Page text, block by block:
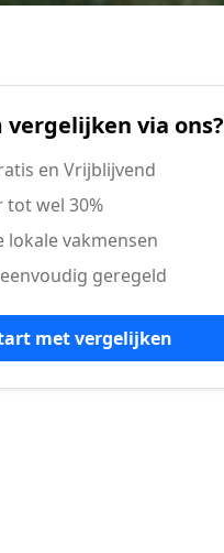
vergelijken via ons?
en Vrijblijvend
tot wel 30%
lokale vakmensen
geregeld
met vergelijken